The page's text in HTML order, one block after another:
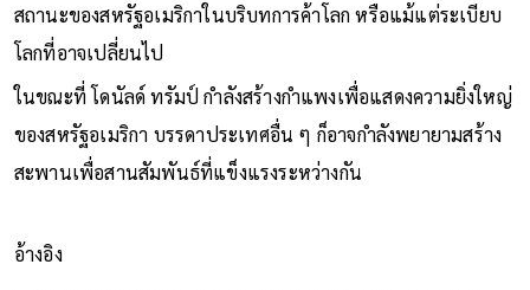
สถานะของสหรัฐอเมริกาในบริบทการค้าโลก หรือแม้แต่ระเบียบ
โลกที่อาจเปลี่ยนไป
ในขณะที่ โดนัลด์ ทรัมป์ กำลังสร้างกำแพงเพื่อแสดงความยิ่งใหญ่
ของสหรัฐอเมริกา บรรดาประเทศอื่น ๆ ก็อาจกำลังพยายามสร้าง
สะพานเพื่อสานสัมพันธ์ที่แข็งแรงระหว่างกัน
อ้างอิง